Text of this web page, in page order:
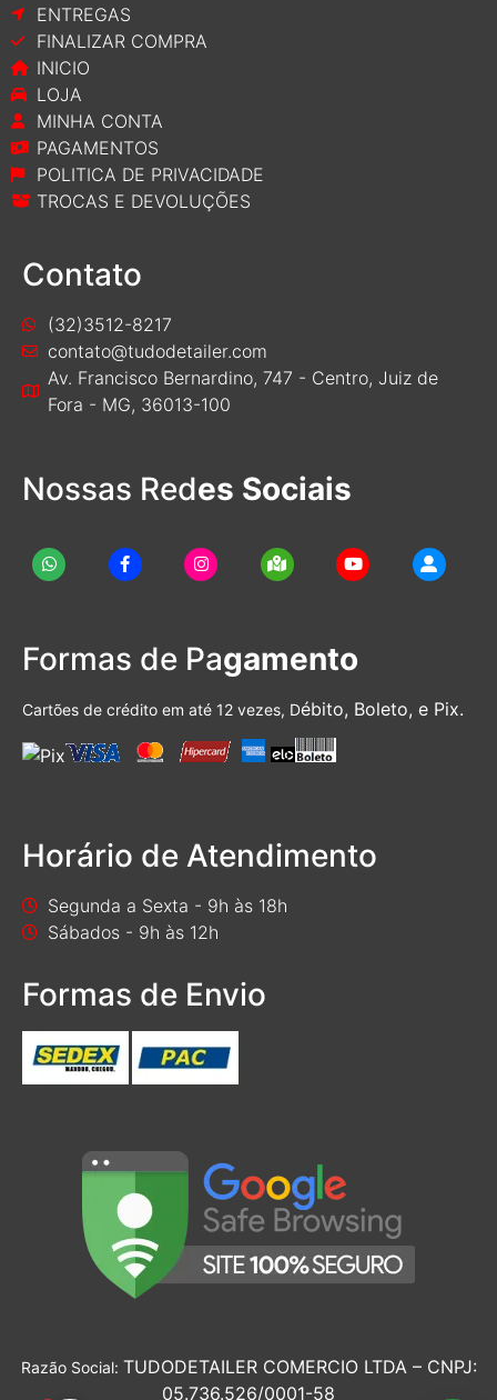
ENTREGAS
FINALIZAR COMPRA
INICIO
LOJA
MINHA CONTA
PAGAMENTOS
POLITICA DE PRIVACIDADE
TROCAS E DEVOLUÇÕES
Contato
(32)3512-8217
contato@tudodetailer.com
Av. Francisco Bernardino, 747 - Centro, Juiz de
Fora - MG, 36013-100
Nossas Redes Sociais
Formas de Pagamento
Cartões de crédito em até 12 vezes, Débito, Boleto, e Pix.
Horário de Atendimento
Segunda a Sexta - 9h às 18h
Sábados - 9h às 12h
Formas de Envio
Razão Social: TUDODETAILER COMERCIO LTDA – CNPJ:
05.736.526/0001-58